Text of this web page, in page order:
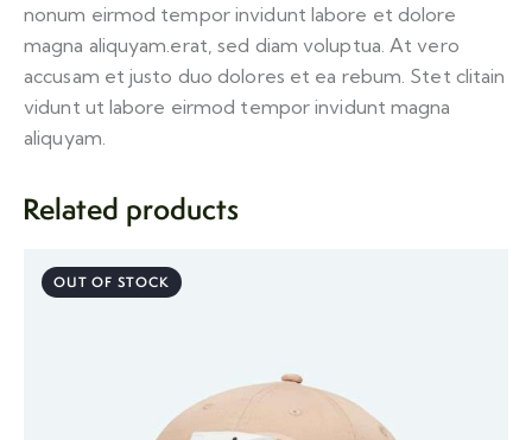
nonum eirmod tempor invidunt labore et dolore
magna aliquyam.erat, sed diam voluptua. At vero
accusam et justo duo dolores et ea rebum. Stet clitain
vidunt ut labore eirmod tempor invidunt magna
aliquyam.
Related products
OUT OF STOCK